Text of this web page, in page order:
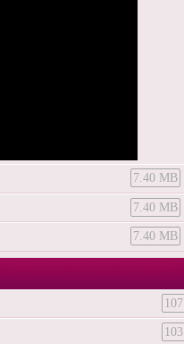
7.40 MB
7.40 MB
7.40 MB
107
103